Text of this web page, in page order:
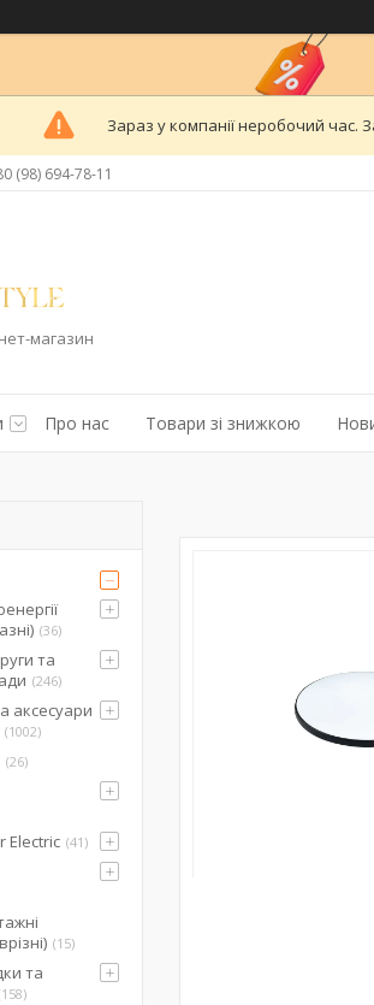
Зараз у компанії неробочий час.
(98) 694-78-11
магазин
Про нас Товари зі знижкою
36
та
246
аксесуари
1002
26
Electric 41
15
та
158